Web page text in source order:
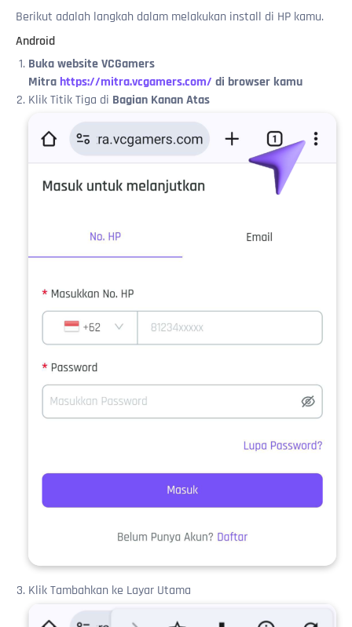
Cara pembayaran via Kartu Kredit
& Brand Produk Tertentu
Tentang Frames
Staking $VCG Token
Berikut adalah langkah dalam melakukan install di HP kamu.
Android
Buka website VCGamers
Mitra https://mitra.vcgamers.com/ di browser kamu
Klik Titik Tiga di Bagian Kanan Atas
Klik Tambahkan ke Layar Utama